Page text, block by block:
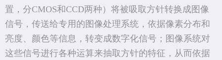
置，分CMOS和CCD两种）将被吸取方针转换成图像
信号，传送给专用的图像处理系统，依据像素分布和
亮度、颜色等信息，转变成数字化信号；图像系统对
这些信号进行各种运算来抽取方针的特征，从而依据